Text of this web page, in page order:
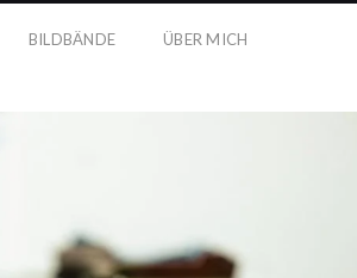
BILDBÄNDE
ÜBER MICH